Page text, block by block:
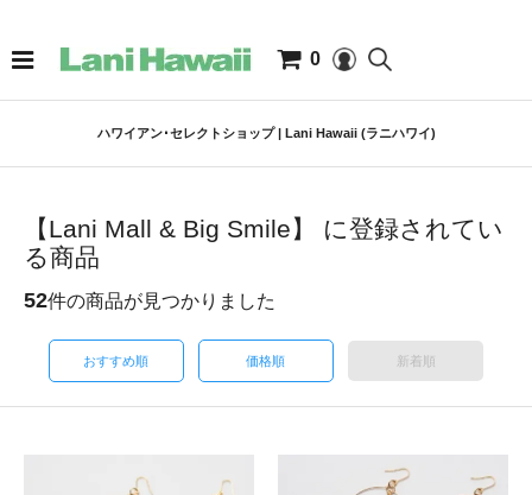
0
ハワイアン･セレクトショップ | Lani Hawaii (ラニハワイ)
【Lani Mall & Big Smile】 に登録されてい
る商品
52件の商品が見つかりました
おすすめ順 価格順 新着順